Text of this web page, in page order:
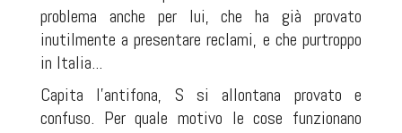
problema anche per lui, che ha già provato
inutilmente a presentare reclami, e che purtroppo
in Italia...
Capita l'antifona, S si allontana provato e
confuso. Per quale motivo le cose funzionano